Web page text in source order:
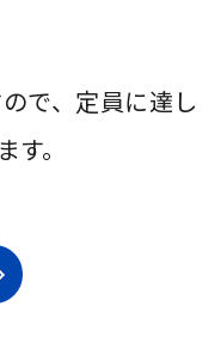
で、定員に達し
。